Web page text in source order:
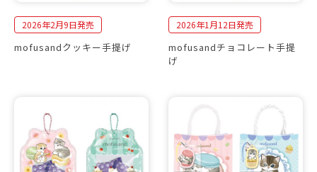
2026年2月9日発売
mofusandクッキー手提げ
2026年1月12日発売
mofusandチョコレート手提
げ